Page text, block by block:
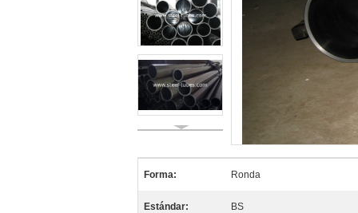
Forma: Ronda
Estándar: BS